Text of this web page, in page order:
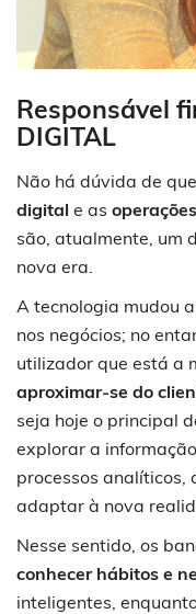
Responsável
DIGITAL
Não há dúvida de
digital e as
são, atualmente, um
nova era.
A tecnologia mudou
nos negócios; no
utilizador que está a
aproximar-se do
seja hoje o principal
explorar a
processos analíticos,
adaptar à nova
Nesse sentido, os
conhecer hábitos e
inteligentes,